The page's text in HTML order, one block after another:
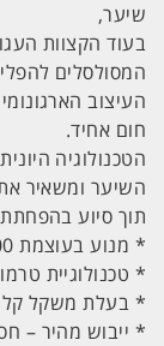
שיער,
בעוד הקצוות
המסולסלים
העיצוב
חום אחיד.
הטכנולוגיה
השיער ומשאיר
תוך סיוע
* מנוע בעוצמת 1000 ואט ושקט במיוחד.
* טכנולוגיית
* בעלת משקל קל
* ייבוש מהיר –